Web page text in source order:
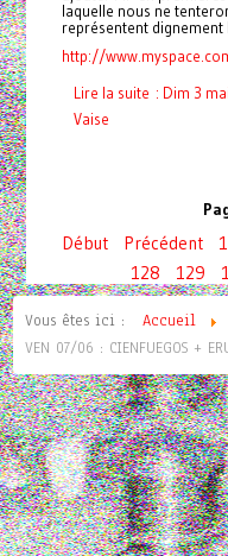
laquelle nous ne
représentent dignement
http://
Lire la suite : Dim 3 mai
Vaise
Début Précédent
128
129
Vous êtes ici : Accueil
VEN 07/06 : CIENFUEGOS +